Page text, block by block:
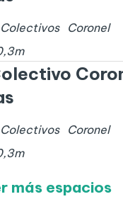
Coronel
m
Coronel
m
más espacios